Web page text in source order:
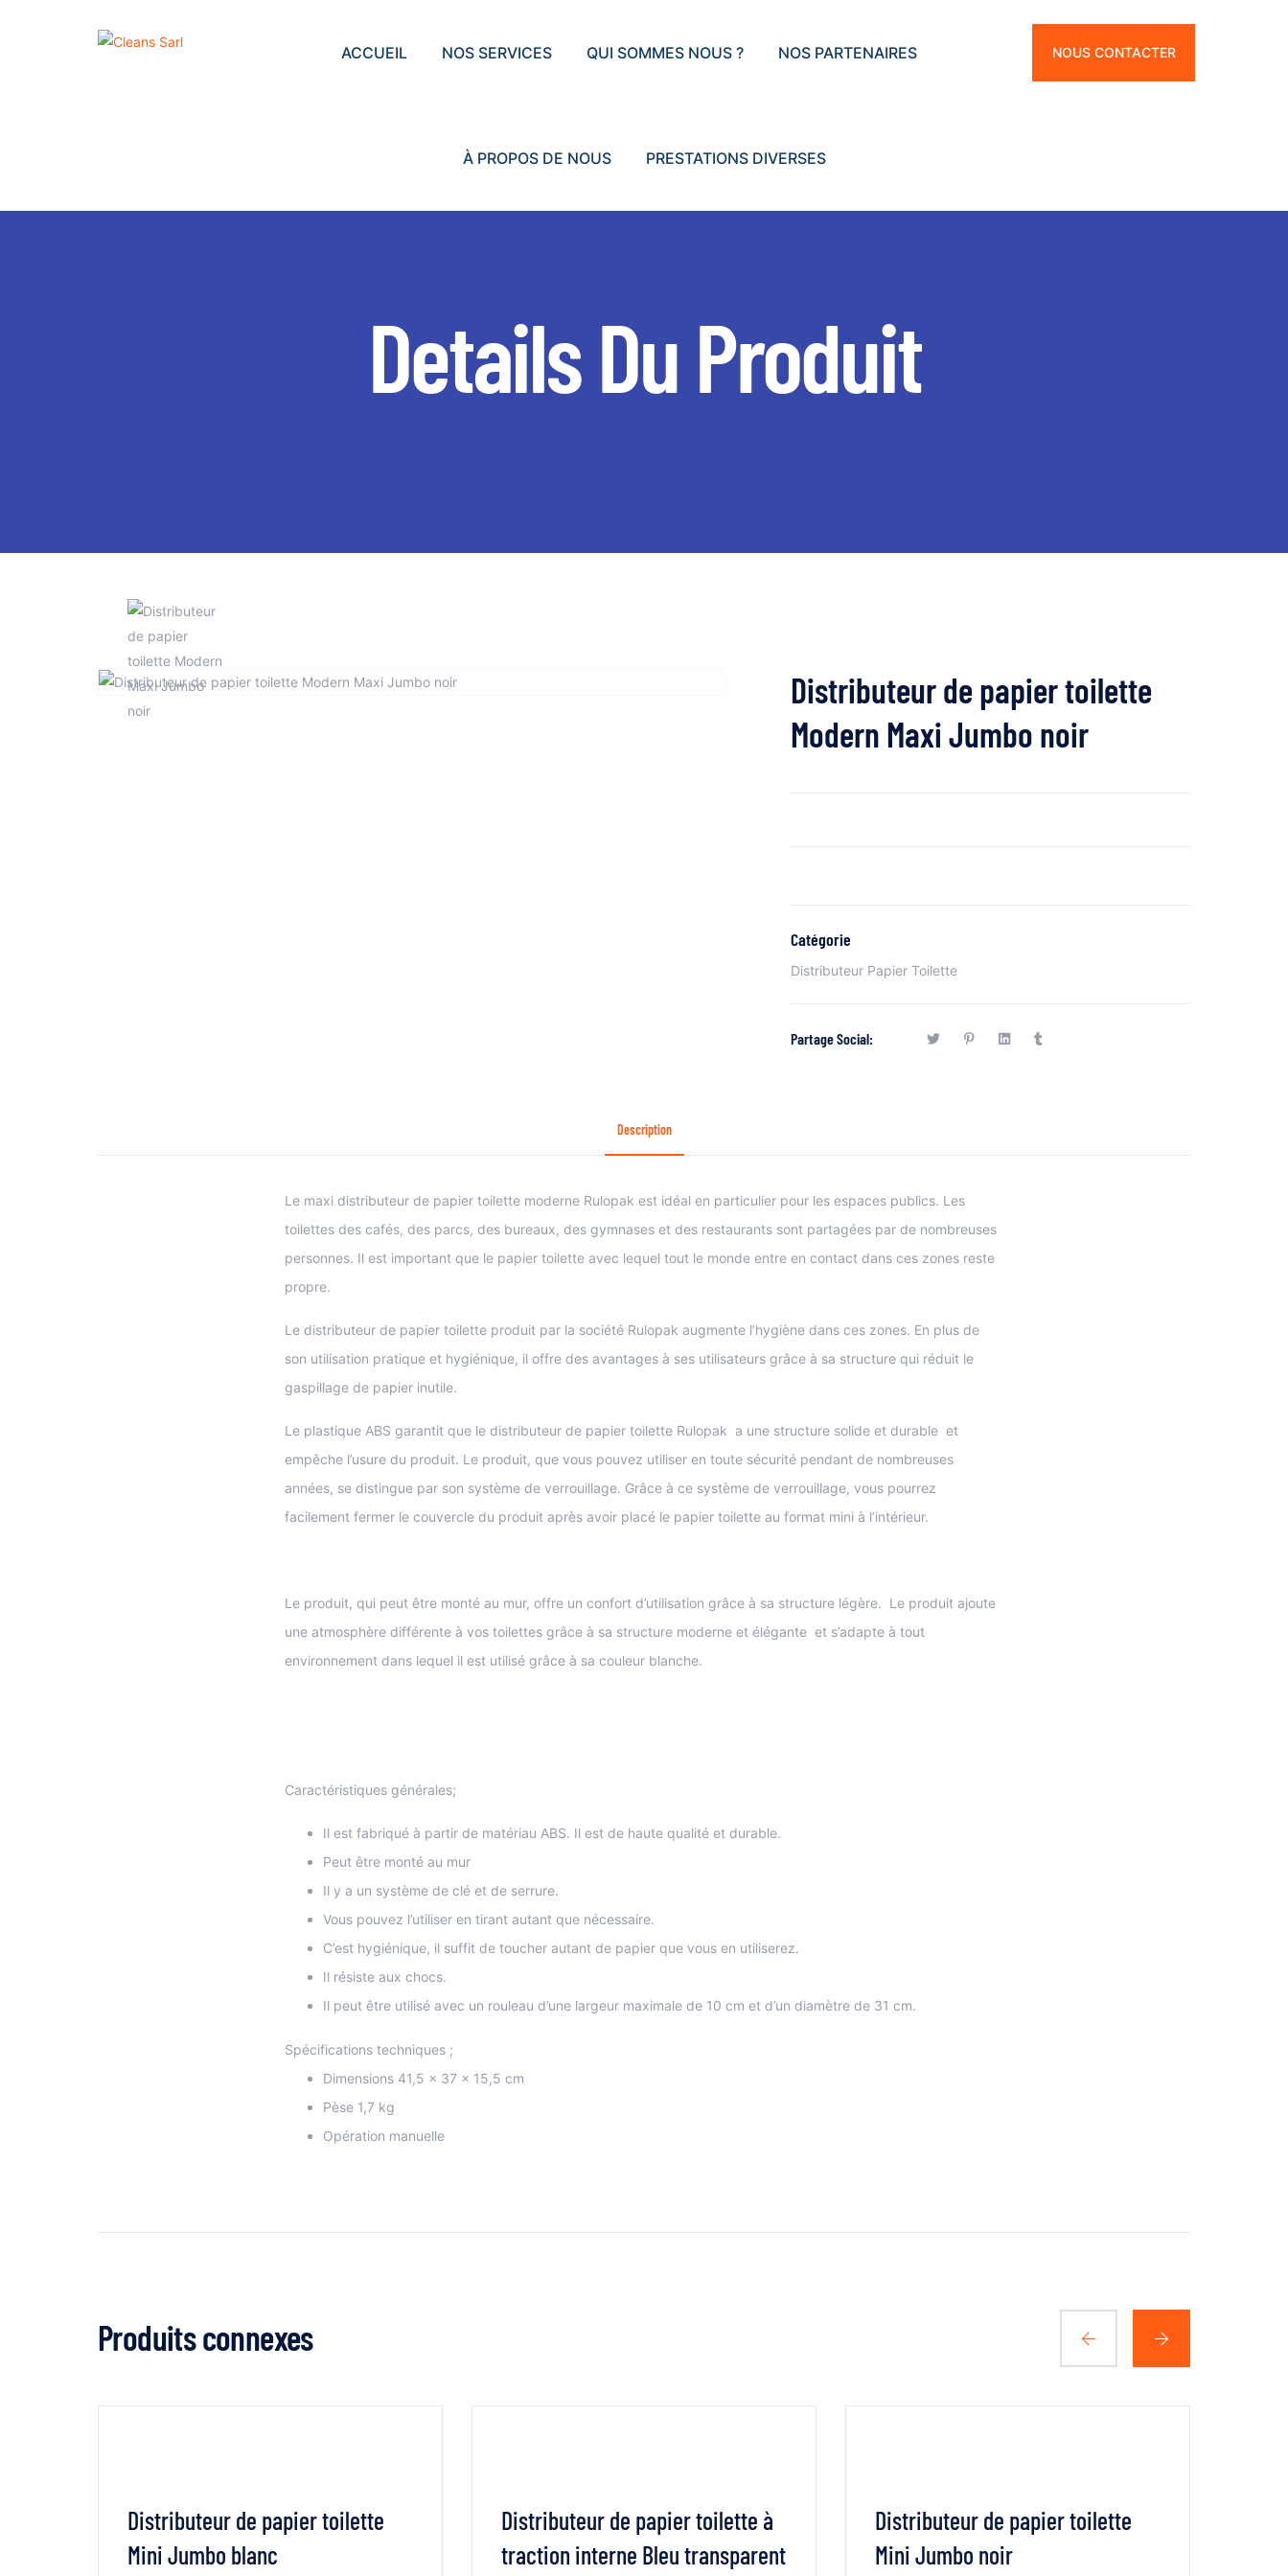
ACCUEIL NOS SERVICES QUI SOMMES NOUS ? NOS PARTENAIRES
À PROPOS DE NOUS PRESTATIONS DIVERSES
NOUS CONTACTER
Details Du Produit
Distributeur de papier toilette
Modern Maxi Jumbo noir
Catégorie
Distributeur Papier Toilette
Partage Social:
Description
Le maxi distributeur de papier toilette moderne Rulopak est idéal en particulier pour les espaces publics. Les
toilettes des cafés, des parcs, des bureaux, des gymnases et des restaurants sont partagées par de nombreuses
personnes. Il est important que le papier toilette avec lequel tout le monde entre en contact dans ces zones reste
propre.
Le distributeur de papier toilette produit par la société Rulopak augmente l’hygiène dans ces zones. En plus de
son utilisation pratique et hygiénique, il offre des avantages à ses utilisateurs grâce à sa structure qui réduit le
gaspillage de papier inutile.
Le plastique ABS garantit que le distributeur de papier toilette Rulopak a une structure solide et durable et
empêche l’usure du produit. Le produit, que vous pouvez utiliser en toute sécurité pendant de nombreuses
années, se distingue par son système de verrouillage. Grâce à ce système de verrouillage, vous pourrez
facilement fermer le couvercle du produit après avoir placé le papier toilette au format mini à l’intérieur.
Le produit, qui peut être monté au mur, offre un confort d’utilisation grâce à sa structure légère. Le produit ajoute
une atmosphère différente à vos toilettes grâce à sa structure moderne et élégante et s’adapte à tout
environnement dans lequel il est utilisé grâce à sa couleur blanche.
Caractéristiques générales;
Il est fabriqué à partir de matériau ABS. Il est de haute qualité et durable.
Peut être monté au mur
Il y a un système de clé et de serrure.
Vous pouvez l’utiliser en tirant autant que nécessaire.
C’est hygiénique, il suffit de toucher autant de papier que vous en utiliserez.
Il résiste aux chocs.
Il peut être utilisé avec un rouleau d’une largeur maximale de 10 cm et d’un diamètre de 31 cm.
Spécifications techniques ;
Dimensions 41,5 x 37 x 15,5 cm
Pèse 1,7 kg
Opération manuelle
Produits connexes
Distributeur de papier toilette
Mini Jumbo blanc
Distributeur de papier toilette à
traction interne Bleu transparent
Distributeur de papier toilette
Mini Jumbo noir